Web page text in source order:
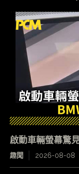
啟動車輛螢幕驚
趣聞 2026-08-08